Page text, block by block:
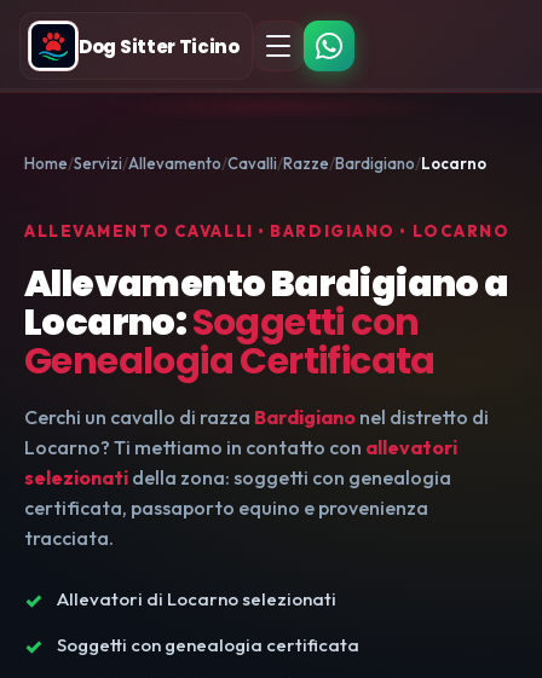
Dog Sitter Ticino
Home Servizi Allevamento Cavalli Razze Bardigiano Locarno
ALLEVAMENTO CAVALLI • BARDIGIANO • LOCARNO
Allevamento Bardigiano a
Locarno:Soggetti con
Genealogia Certificata
Cerchi un cavallo di razza Bardigiano nel distretto di
Locarno? Ti mettiamo in contatto con allevatori
selezionati della zona: soggetti con genealogia
certificata, passaporto equino e provenienza
tracciata.
Allevatori di Locarno selezionati
Soggetti con genealogia certificata